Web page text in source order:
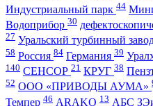
Индустриальный парк 44
Водоприбор 30
27 Уральский турбинный
58 Россия 84 Германия 39
140 СЕНСОР 21 КРУГ 38
52 ООО «ПРИВОДЫ АУМА»
Темпер 46 ARAKO 13 АБС